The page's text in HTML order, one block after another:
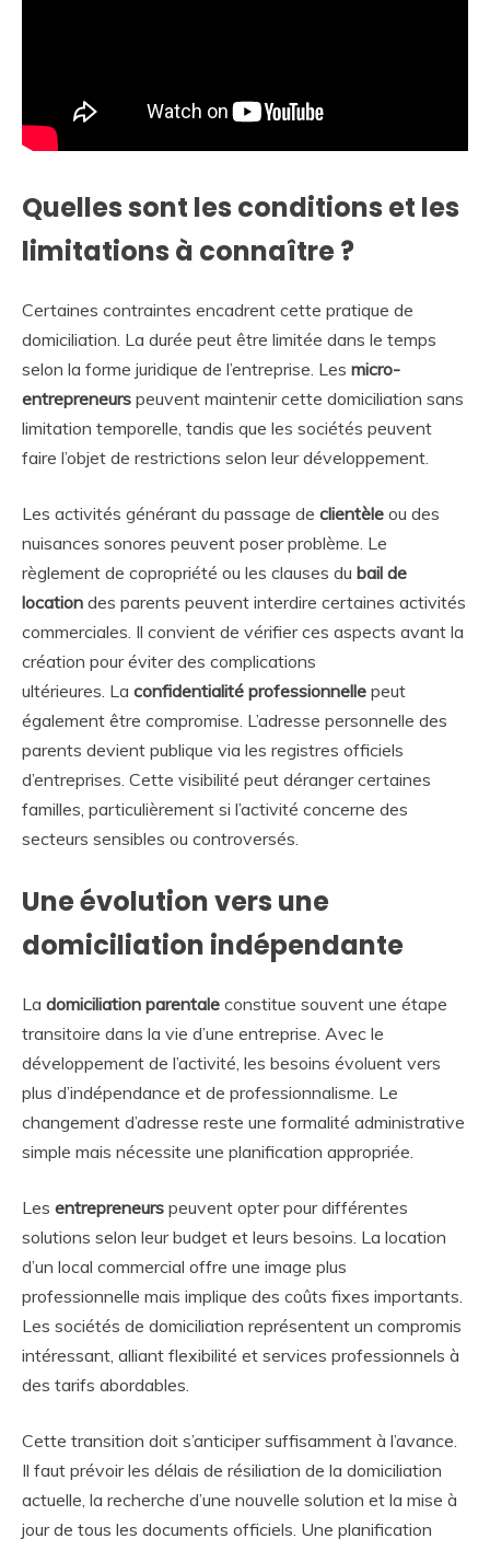
Quelles sont les conditions et les
limitations à connaître ?
Certaines contraintes encadrent cette pratique de
domiciliation. La durée peut être limitée dans le temps
selon la forme juridique de l’entreprise. Les micro-
entrepreneurs peuvent maintenir cette domiciliation sans
limitation temporelle, tandis que les sociétés peuvent
faire l’objet de restrictions selon leur développement.
Les activités générant du passage de clientèle ou des
nuisances sonores peuvent poser problème. Le
règlement de copropriété ou les clauses du bail de
location des parents peuvent interdire certaines activités
commerciales. Il convient de vérifier ces aspects avant la
création pour éviter des complications
ultérieures. La confidentialité professionnelle peut
également être compromise. L’adresse personnelle des
parents devient publique via les registres officiels
d’entreprises. Cette visibilité peut déranger certaines
familles, particulièrement si l’activité concerne des
secteurs sensibles ou controversés.
Une évolution vers une
domiciliation indépendante
La domiciliation parentale constitue souvent une étape
transitoire dans la vie d’une entreprise. Avec le
développement de l’activité, les besoins évoluent vers
plus d’indépendance et de professionnalisme. Le
changement d’adresse reste une formalité administrative
simple mais nécessite une planification appropriée.
Les entrepreneurs peuvent opter pour différentes
solutions selon leur budget et leurs besoins. La location
d’un local commercial offre une image plus
professionnelle mais implique des coûts fixes importants.
Les sociétés de domiciliation représentent un compromis
intéressant, alliant flexibilité et services professionnels à
des tarifs abordables.
Cette transition doit s’anticiper suffisamment à l’avance.
Il faut prévoir les délais de résiliation de la domiciliation
actuelle, la recherche d’une nouvelle solution et la mise à
jour de tous les documents officiels. Une planification